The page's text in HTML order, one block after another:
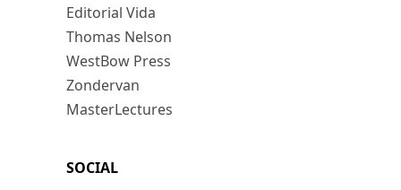
Editorial Vida
Thomas Nelson
WestBow Press
Zondervan
MasterLectures
SOCIAL